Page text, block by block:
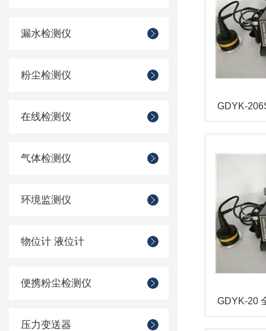
漏水检测仪
粉尘检测仪
在线检测仪
气体检测仪
环境监测仪
物位计 液位计
便携粉尘检测仪
压力变送器
GDYK-